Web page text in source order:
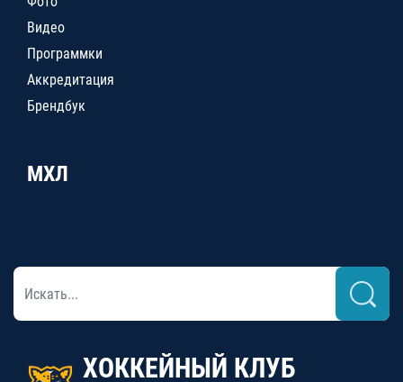
Видео
Программки
Аккредитация
Брендбук
МХЛ
ХОККЕЙНЫЙ КЛУБ